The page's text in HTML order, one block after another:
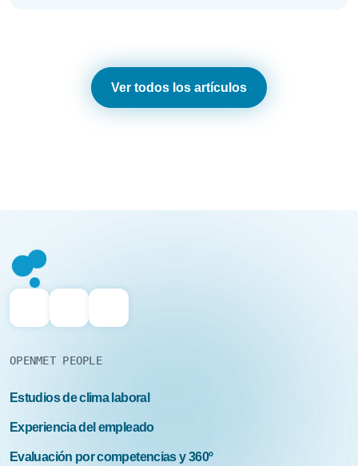
Ver todos los artículos
OPENMET PEOPLE
Estudios de clima laboral
Experiencia del empleado
Evaluación por competencias y 360º